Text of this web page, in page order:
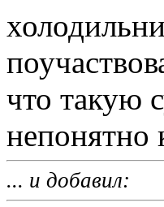
что такую
непонятно
... и добавил: